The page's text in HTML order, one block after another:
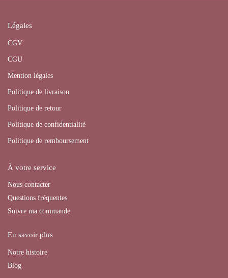
Légales
CGV
CGU
Mention légales
Politique de livraison
Politique de retour
Politique de confidentialité
Politique de remboursement
À votre service
Nous contacter
Questions fréquentes
Suivre ma commande
En savoir plus
Notre histoire
Blog